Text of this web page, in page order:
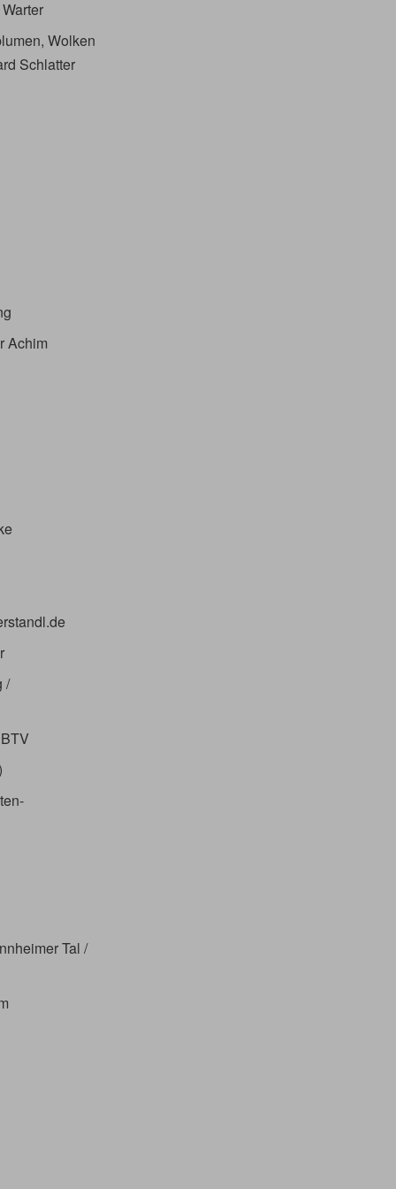
Wolken
Schlatter
Achim
/
Tal /